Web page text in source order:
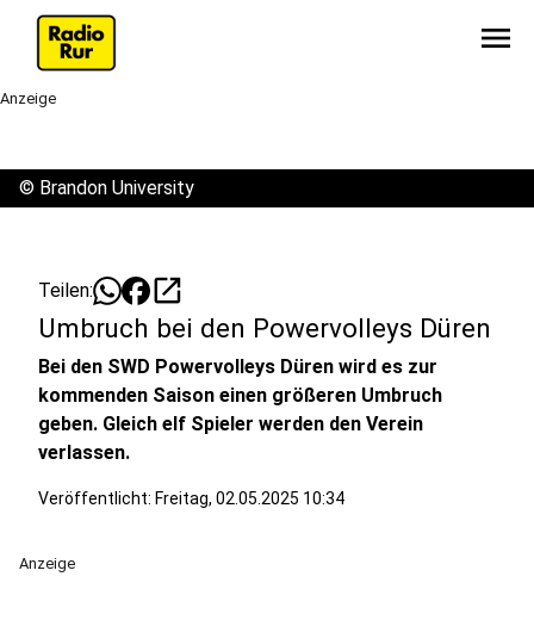
menu
Anzeige
© Brandon University
Teilen: open_in_new
Umbruch bei den Powervolleys Düren
Bei den SWD Powervolleys Düren wird es zur
kommenden Saison einen größeren Umbruch
geben. Gleich elf Spieler werden den Verein
verlassen.
Veröffentlicht: Freitag, 02.05.2025 10:34
Anzeige